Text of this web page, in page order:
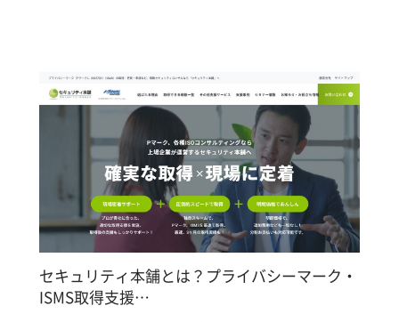
セキュリティ本舗とは？プライバシーマーク・
ISMS取得支援…